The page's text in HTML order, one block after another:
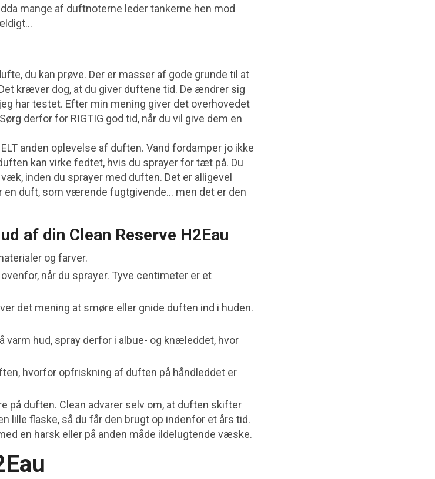
mange af duftnoterne leder tankerne hen mod
du kan prøve. Der er masser af gode grunde til at
kræver dog, at du giver duftene tid. De ændrer sig
har testet. Efter min mening giver det overhovedet
derfor for RIGTIG god tid, når du vil give dem en
anden oplevelse af duften. Vand fordamper jo ikke
kan virke fedtet, hvis du sprayer for tæt på. Du
inden du sprayer med duften. Det er alligevel
en duft, som værende fugtgivende… men det er den
af din Clean Reserve H2Eau
og farver.
når du sprayer. Tyve centimeter er et
det mening at smøre eller gnide duften ind i huden.
hud, spray derfor i albue- og knæleddet, hvor
hvorfor opfriskning af duften på håndleddet er
på duften. Clean advarer selv om, at duften skifter
lille flaske, så du får den brugt op indenfor et års tid.
en harsk eller på anden måde ildelugtende væske.